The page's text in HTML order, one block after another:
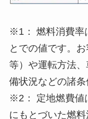
※1： 燃料消費率
とでの値です。
等）や運転方法
備状況などの諸条
※2： 定地燃費値
にもとづいた燃料